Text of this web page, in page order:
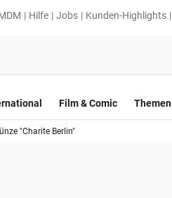
Hilfe Jobs Kunden-Highlights
Film & Comic Themen
"Charite Berlin"